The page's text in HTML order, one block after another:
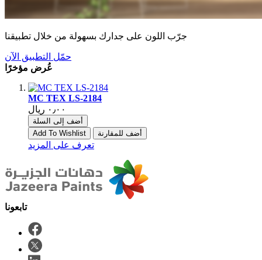
جرّب اللون على جدارك بسهولة من خلال تطبيقنا
حمّل التطبيق الآن
عُرض مؤخرًا
MC TEX LS-2184
أضف إلى السلة
Add To Wishlist
أضف للمقارنة
تعرف على المزيد